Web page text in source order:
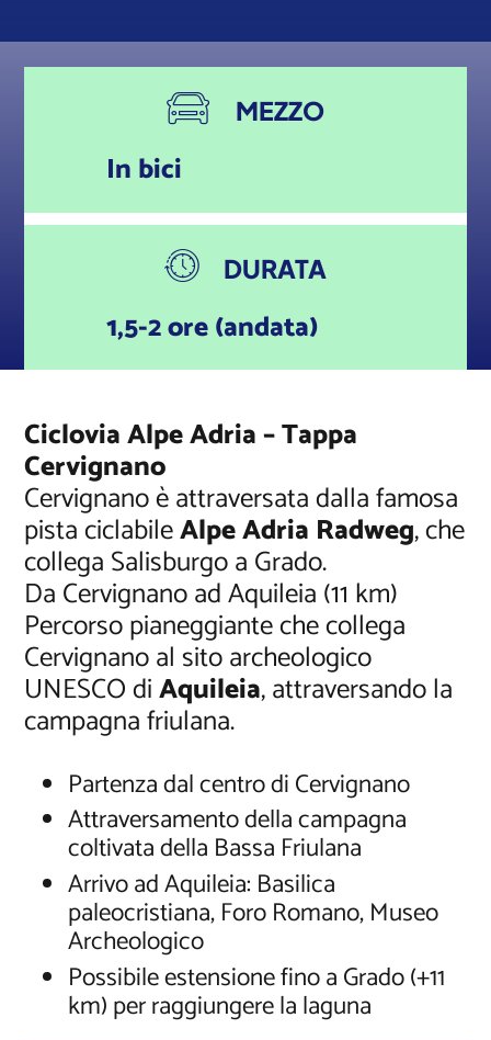
MEZZO
In bici
DURATA
1,5-2 ore (andata)
Ciclovia Alpe Adria – Tappa
Cervignano
Cervignano è attraversata dalla famosa
pista ciclabileAlpe Adria Radweg, che
collega Salisburgo a Grado.
Da Cervignano ad Aquileia (11 km)
Percorso pianeggiante che collega
Cervignano al sito archeologico
UNESCO diAquileia, attraversando la
campagna friulana.
Partenza dal centro di Cervignano
Attraversamento della campagna
coltivata della Bassa Friulana
Arrivo ad Aquileia: Basilica
paleocristiana, Foro Romano, Museo
Archeologico
Possibile estensione fino a Grado (+11
km) per raggiungere la laguna